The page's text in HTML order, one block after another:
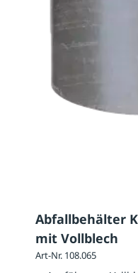
Abfallbehälter
mit Vollblech
Art-Nr. 108.065